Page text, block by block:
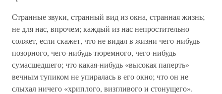
Странные звуки, странный вид из окна, странная жизнь;
не для нас, впрочем; каждый из нас непростительно
солжет, если скажет, что не видал в жизни чего-нибудь
позорного, чего-нибудь тюремного, чего-нибудь
сумасшедшего; что какая-нибудь «высокая паперть»
вечным тупиком не упиралась в его окно; что он не
слыхал ничего «хриплого, визгливого и стонущего».